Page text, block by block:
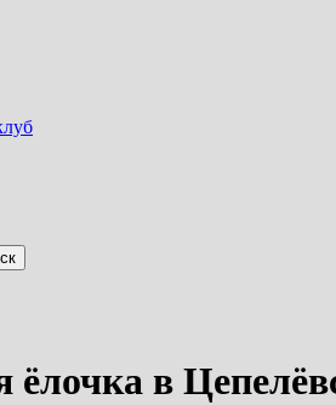
ёлочка в